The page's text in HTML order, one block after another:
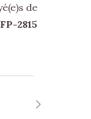
de
2815